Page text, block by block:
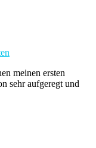
meinen ersten
sehr aufgeregt und